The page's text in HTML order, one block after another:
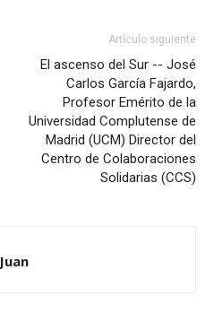
Artículo siguiente
El ascenso del Sur -- José
Carlos García Fajardo,
Profesor Emérito de la
Universidad Complutense de
Madrid (UCM) Director del
Centro de Colaboraciones
Solidarias (CCS)
Juan